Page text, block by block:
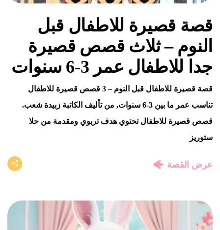
قصة قصيرة للاطفال قبل
النوم – ثلاث قصص قصيرة
جدا للاطفال عمر 3-6 سنوات
قصة قصيرة للاطفال قبل النوم – 3 قصص قصيرة للاطفال
تناسب عمر ما بين 3-6 سنوات, من تأليف الكاتبة زبيدة شعب.
قصص قصيرة للاطفال تحتوي هدف تربوي ومقدمة من حلا
ستوريز
عرض القصة